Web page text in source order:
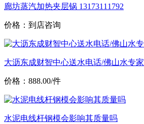
廊坊蒸汽加热夹层锅 13173111792
价格：到店咨询
大沥东成财智中心送水电话/佛山水专家
价格：888.00/件
水泥电线杆钢模会影响其质量吗